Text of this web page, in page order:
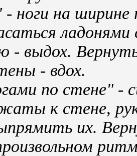
на ширине
- выдох.
- вдох.
по стене" -
к стене,
их.